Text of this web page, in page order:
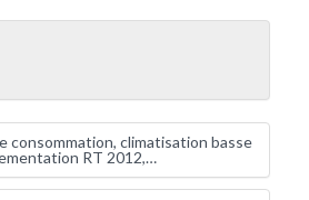
consommation, climatisation basse
RT 2012,…